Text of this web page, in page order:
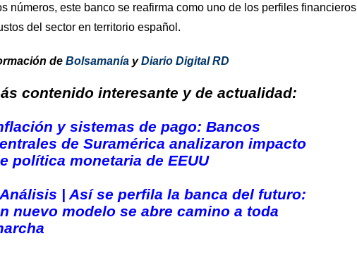
números, este banco se reafirma como uno de los perfiles financieros
del sector en territorio español.
de BolsamaníayDiario Digital RD
contenido interesante y de actualidad:
y sistemas de pago: Bancos
de Suramérica analizaron impacto
política monetaria de EEUU
| Así se perfila la banca del futuro:
nuevo modelo se abre camino a toda